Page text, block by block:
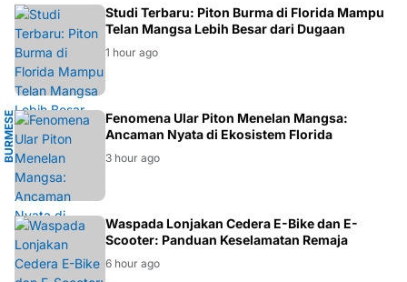
EKOSISTEM
Studi Terbaru: Piton Burma di Florida Mampu
Telan Mangsa Lebih Besar dari Dugaan
1 hour ago
B
U
R
M
ES
E
P
Y
T
H
ON
Fenomena Ular Piton Menelan Mangsa:
Ancaman Nyata di Ekosistem Florida
3 hour ago
BERITA
Waspada Lonjakan Cedera E-Bike dan E-
Scooter: Panduan Keselamatan Remaja
6 hour ago